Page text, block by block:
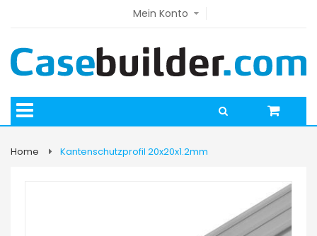
Mein Konto
Home Kantenschutzprofil 20x20x1.2mm